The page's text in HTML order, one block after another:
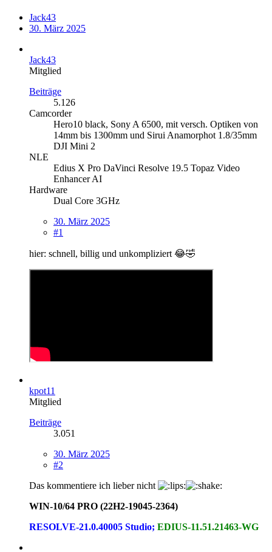
Jack43
30. März 2025
Jack43
Mitglied
Beiträge
5.126
Camcorder
Hero10 black, Sony A 6500, mit versch. Optiken von
14mm bis 1300mm und Sirui Anamorphot 1.8/35mm
DJI Mini 2
NLE
Edius X Pro DaVinci Resolve 19.5 Topaz Video
Enhancer AI
Hardware
Dual Core 3GHz
30. März 2025
#1
hier: schnell, billig und unkompliziert 😂🤣
kpot11
Mitglied
Beiträge
3.051
30. März 2025
#2
Das kommentiere ich lieber nicht
WIN-10/64 PRO (22H2-19045-2364)
RESOLVE-21.0.40005 Studio; EDIUS-11.51.21463-WG